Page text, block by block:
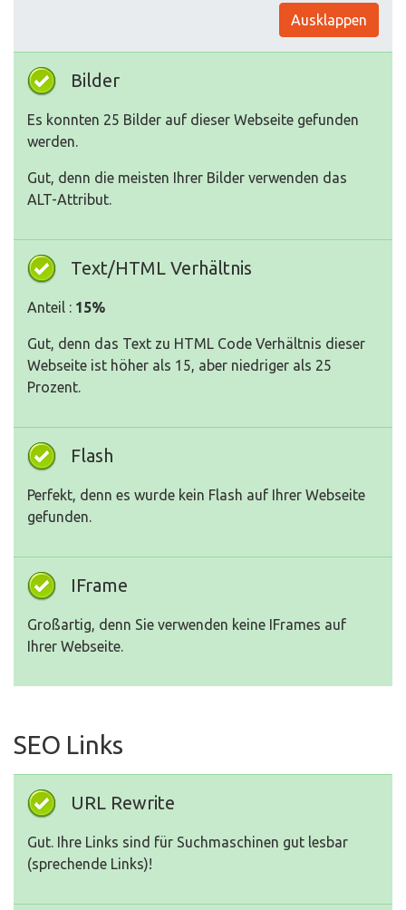
Ausklappen
Bilder
Es konnten 25 Bilder auf dieser Webseite gefunden
werden.
Gut, denn die meisten Ihrer Bilder verwenden das
ALT-Attribut.
Text/HTML Verhältnis
Anteil : 15%
Gut, denn das Text zu HTML Code Verhältnis dieser
Webseite ist höher als 15, aber niedriger als 25
Prozent.
Flash
Perfekt, denn es wurde kein Flash auf Ihrer Webseite
gefunden.
IFrame
Großartig, denn Sie verwenden keine IFrames auf
Ihrer Webseite.
SEO Links
URL Rewrite
Gut. Ihre Links sind für Suchmaschinen gut lesbar
(sprechende Links)!